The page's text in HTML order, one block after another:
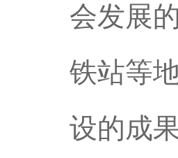
会发展
铁站等
设的成